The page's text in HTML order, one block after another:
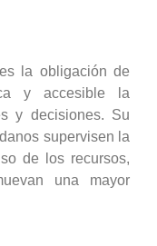
la obligación de
y accesible la
y decisiones. Su
supervisen la
de los recursos,
una mayor